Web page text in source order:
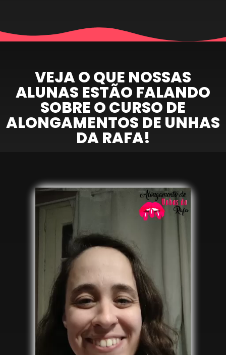
VEJA O QUE NOSSAS
ALUNAS ESTÃO FALANDO
SOBRE O CURSO DE
ALONGAMENTOS DE UNHAS
DA RAFA!